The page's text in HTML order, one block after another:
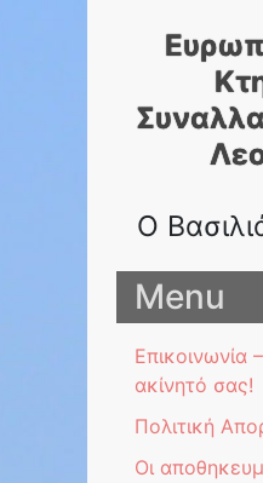
Ο
Menu
Επικοινωνία
ακίνητό σας!
Πολιτική
Οι